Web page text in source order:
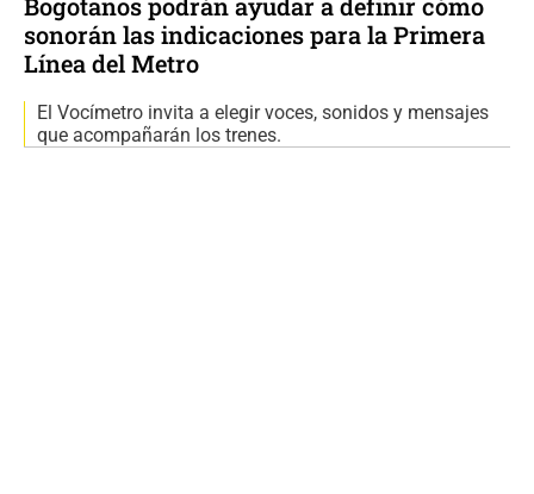
Bogotanos podrán ayudar a definir cómo
sonorán las indicaciones para la Primera
Línea del Metro
El Vocímetro invita a elegir voces, sonidos y mensajes
que acompañarán los trenes.